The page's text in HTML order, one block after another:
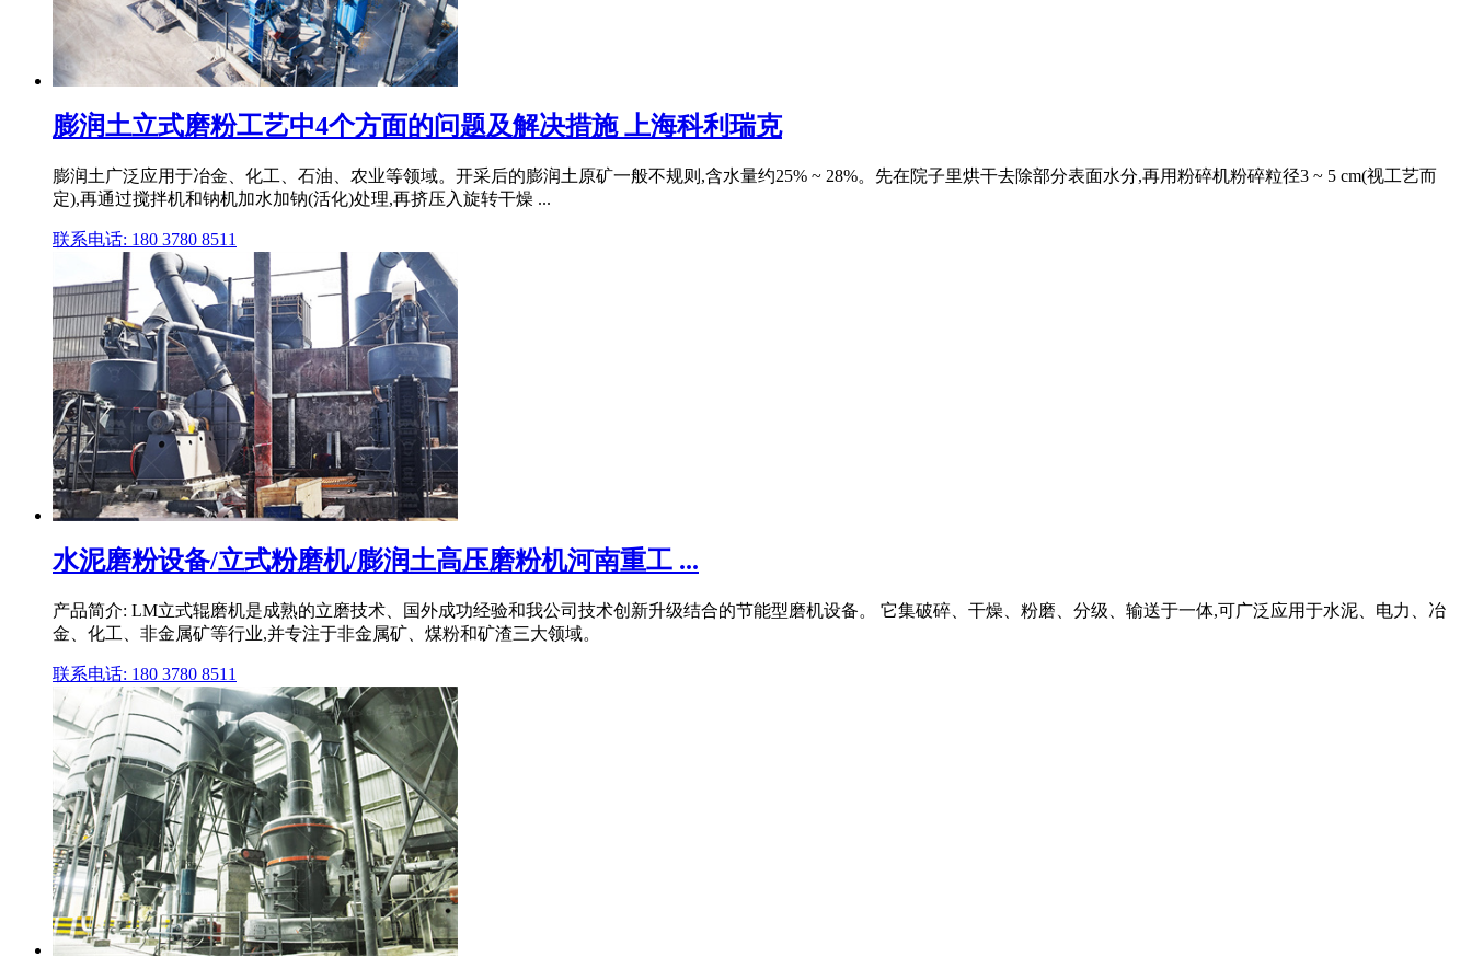
膨润土立式磨粉工艺中4个方面的问题及解决措施 上海科利瑞克
膨润土广泛应用于冶金、化工、石油、农业等领域。开采后的膨润土原矿一般不规则,含水量约25% ~ 28%。先在院子里烘干去除部分表面水分,再用粉碎机粉碎粒径3 ~ 5 cm(视工艺而
定),再通过搅拌机和钠机加水加钠(活化)处理,再挤压入旋转干燥 ...
联系电话: 180 3780 8511
水泥磨粉设备/立式粉磨机/膨润土高压磨粉机河南重工 ...
产品简介: LM立式辊磨机是成熟的立磨技术、国外成功经验和我公司技术创新升级结合的节能型磨机设备。 它集破碎、干燥、粉磨、分级、输送于一体,可广泛应用于水泥、电力、冶
金、化工、非金属矿等行业,并专注于非金属矿、煤粉和矿渣三大领域。
联系电话: 180 3780 8511